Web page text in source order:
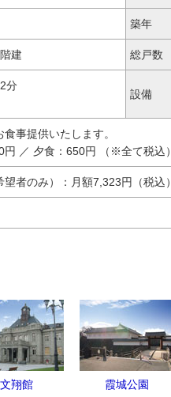
築年
建 総戸数
分
設備
事提供いたします。
／ 夕食：650円 （※全て税込）
者のみ）：月額7,323円（税込）
文翔館 霞城公園